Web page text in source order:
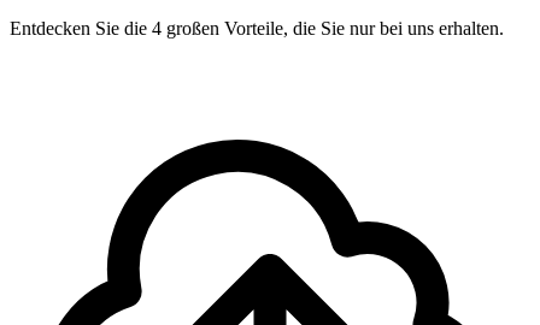
Entdecken Sie die 4 großen Vorteile, die Sie nur bei uns erhalten.